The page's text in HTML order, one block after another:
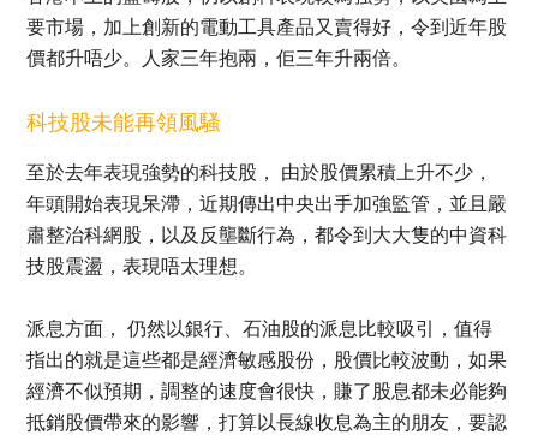
要市場，加上創新的電動工具產品又賣得好，令到近年股
價都升唔少。人家三年抱兩，佢三年升兩倍。
科技股未能再領風騷
至於去年表現強勢的科技股， 由於股價累積上升不少，
年頭開始表現呆滯，近期傳出中央出手加強監管，並且嚴
肅整治科網股，以及反壟斷行為，都令到大大隻的中資科
技股震盪，表現唔太理想。
派息方面， 仍然以銀行、石油股的派息比較吸引，值得
指出的就是這些都是經濟敏感股份，股價比較波動，如果
經濟不似預期，調整的速度會很快，賺了股息都未必能夠
抵銷股價帶來的影響，打算以長線收息為主的朋友，要認